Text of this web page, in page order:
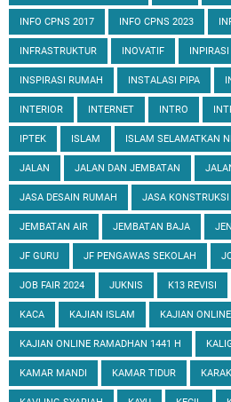
INFO CPNS 2017 INFO CPNS 2023
INFRASTRUKTUR INOVATIF INPIRASI
INSPIRASI RUMAH INSTALASI PIPA
INTERIOR INTERNET INTRO
IPTEK ISLAM ISLAM SELAMATKAN
JALAN JALAN DAN JEMBATAN
JASA DESAIN RUMAH JASA KONSTRUKSI
JEMBATAN AIR JEMBATAN BAJA
JF GURU JF PENGAWAS SEKOLAH
JOB FAIR 2024 JUKNIS K13 REVISI
KACA KAJIAN ISLAM KAJIAN ONLINE
KAJIAN ONLINE RAMADHAN 1441 H
KAMAR MANDI KAMAR TIDUR